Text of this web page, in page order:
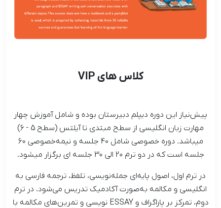
کلاس های VIP
پیش‌نیاز این دوره دیپلم دبیرستان بوده و شامل آموزش چهار
مهارت زبان انگلیسی از سطح مبتدی تا آیلتس (سطح 5 - 6)
میباشد. دوره خصوصی شامل 40 جلسه و نیمه‌خصوصی 60
جلسه است که در دو ترم 20 الی 30 جلسه ای برگزار میشود.
در ترم اول، اصول پایه‌ای جمله‌نویسی، تلفظ، ترجمه فارسی به
انگلیسی و مکالمه به‌صورت آکادمیک تدریس می‌شود. در ترم
دوم، تمرکز بر پاراگراف و ESSAY نویسی و تمرین‌های مکالمه با